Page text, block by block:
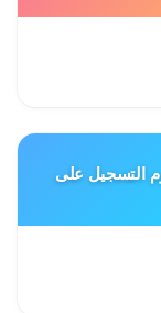
التسجيل على